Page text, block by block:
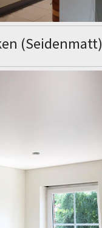
(Seidenmatt)